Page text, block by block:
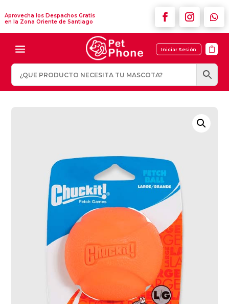
Aprovecha los Despachos Gratis
en la Zona Oriente de Santiago
Iniciar Sesión 